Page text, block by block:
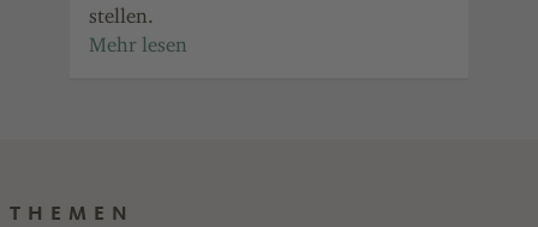
stellen.
THEMEN